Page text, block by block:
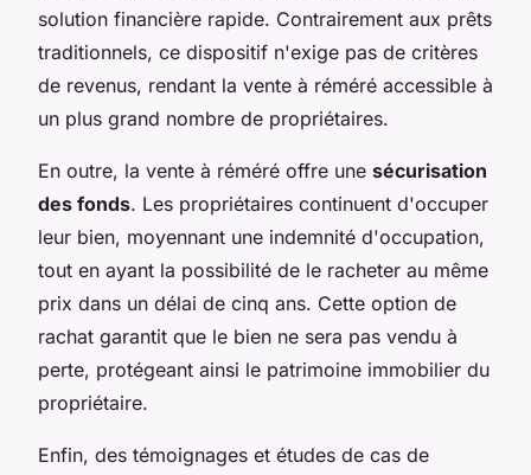
solution financière rapide. Contrairement aux prêts
traditionnels, ce dispositif n'exige pas de critères
de revenus, rendant la vente à réméré accessible à
un plus grand nombre de propriétaires.
En outre, la vente à réméré offre une sécurisation
des fonds. Les propriétaires continuent d'occuper
leur bien, moyennant une indemnité d'occupation,
tout en ayant la possibilité de le racheter au même
prix dans un délai de cinq ans. Cette option de
rachat garantit que le bien ne sera pas vendu à
perte, protégeant ainsi le patrimoine immobilier du
propriétaire.
Enfin, des témoignages et études de cas de